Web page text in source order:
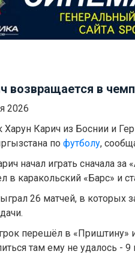
возвращается в
2026
Харун Карич из Боснии и
по футболу,
начал играть сначала
в каракольский «Барс» и
26 матчей, в которых
перешёл в «Приштину»
там ему не удалось -